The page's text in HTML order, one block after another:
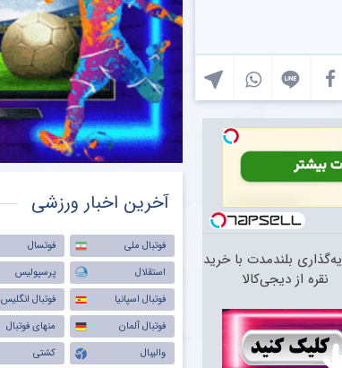
بلندمدت با خرید
نقره از دیجی‌کالا
آخرین اخبار ورزشی
فوتبال ملی فوتسال
استقلال
پرسپولیس
فوتبال اسپانیا
فوتبال انگلیس
فوتبال آلمان
منهای فوتبال
والیبال
کشتی